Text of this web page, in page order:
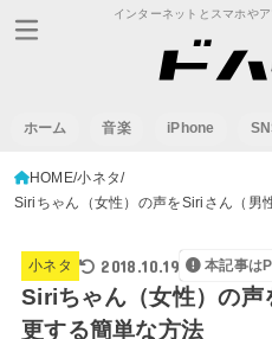
インターネットとスマホや
ホーム 音楽 iPhone
HOME 小ネタ
Siriちゃん（女性）の声をSiriさん（男
小ネタ 2018.10.19 本記事は
Siriちゃん（女性）の
更する簡単な方法